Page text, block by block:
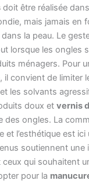
doit être réalisée
mais jamais en
la peau. Le
lorsque les ongles
ménagers. Pour
il convient de limiter
et les solvants
doux etvernis
des ongles. La
et l’esthétique est
soutiennent une
qui souhaitent
pour la